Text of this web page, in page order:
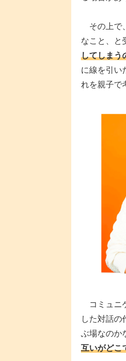
その上で
なこと、と
してしまう
に線を引い
れを親子で
コミュニ
した対話の
ぶ場なのか
互いがどこ